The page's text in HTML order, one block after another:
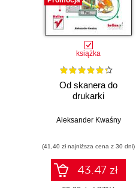
książka
Od skanera do
drukarki
Aleksander Kwaśny
(41,40 zł najniższa cena z 30 dni)
43.47 zł